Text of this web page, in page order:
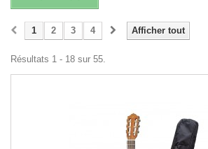
Afficher tout
1 2 3 4
Résultats 1 - 18 sur 55.